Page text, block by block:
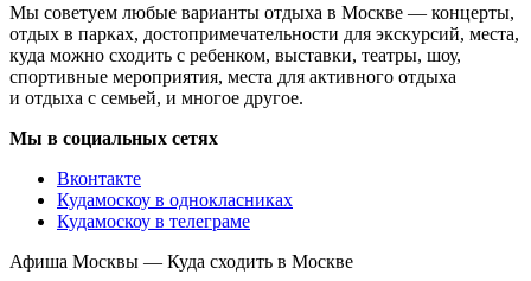
Мы советуем любые варианты отдыха в Москве — концерты,
отдых в парках, достопримечательности для экскурсий, места,
куда можно сходить с ребенком, выставки, театры, шоу,
спортивные мероприятия, места для активного отдыха
и отдыха с семьей, и многое другое.
Мы в социальных сетях
Вконтакте
Кудамоскоу в однокласниках
Кудамоскоу в телеграме
Афиша Москвы — Куда сходить в Москве